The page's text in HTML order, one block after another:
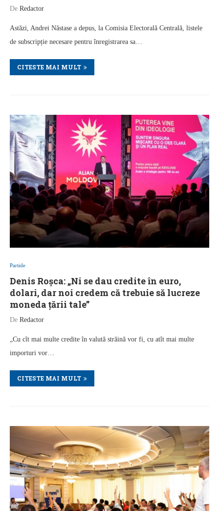
De Redactor
Astăzi, Andrei Năstase a depus, la Comisia Electorală Centrală, listele
de subscripție necesare pentru înregistrarea sa…
CITESTE MAI MULT
Partide
Denis Roșca: „Ni se dau credite în euro,
dolari, dar noi credem că trebuie să lucreze
moneda țării tale”
De Redactor
„Cu cît mai multe credite în valută străină vor fi, cu atît mai multe
importuri vor…
CITESTE MAI MULT